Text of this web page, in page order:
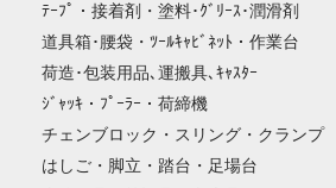
ﾃｰﾌﾟ・接着剤・塗料･ｸﾞﾘｰｽ･潤滑剤
道具箱･腰袋・ﾂｰﾙｷｬﾋﾞﾈｯﾄ・作業台
荷造･包装用品､運搬具､ｷｬｽﾀｰ
ｼﾞｬｯｷ・ﾌﾟｰﾗｰ・荷締機
チェンブロック・スリング・クランプ
はしご・脚立・踏台・足場台